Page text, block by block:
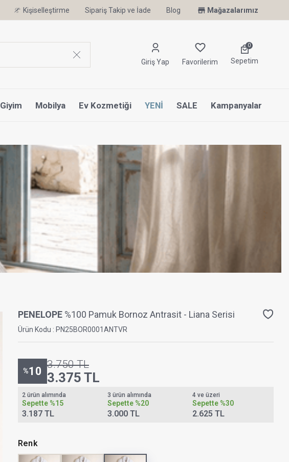
Uyku Uzmanı Othello Şimdi Penelope'de
Kişiselleştirme Sipariş Takip ve İade Blog Mağazalarımız
Giriş Yap Favorilerim
0
Sepetim
Giyim Mobilya Ev Kozmetiği YENİ SALE Kampanyalar
PENELOPE %100 Pamuk Bornoz Antrasit - Liana Serisi
Ürün Kodu : PN25BOR0001ANTVR
%10
3.750TL
3.375 TL
2 ürün alımında
Sepette %15
3.187 TL
3 ürün alımında
Sepette %20
3.000 TL
4 ve üzeri
Sepette %30
2.625 TL
Renk